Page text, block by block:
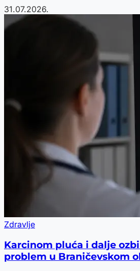
31.07.2026.
Zdravlje
Karcinom pluća i dalje
problem u Braničevskom